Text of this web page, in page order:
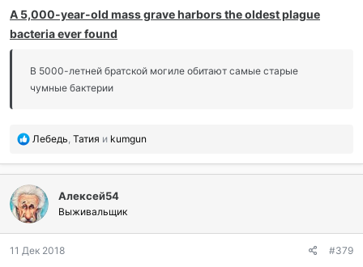
р
и
л
:
A 5,000-year-old mass grave harbors the oldest plague
bacteria ever found
В 5000-летней братской могиле обитают самые старые
чумные бактерии
П
б
а
г
о
а
Лебедь Татия и kumgun
Алексей54
Выживальщик
11 Дек 2018 #379